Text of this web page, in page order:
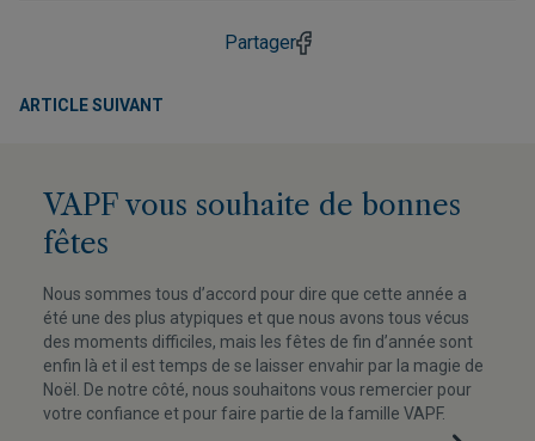
Partager
ARTICLE SUIVANT
VAPF vous souhaite de bonnes
fêtes
Nous sommes tous d’accord pour dire que cette année a
été une des plus atypiques et que nous avons tous vécus
des moments difficiles, mais les fêtes de fin d’année sont
enfin là et il est temps de se laisser envahir par la magie de
Noël. De notre côté, nous souhaitons vous remercier pour
votre confiance et pour faire partie de la famille VAPF.